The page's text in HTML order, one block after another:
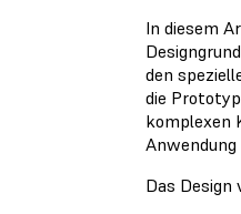
In diesem
den
die
komplexen
Das